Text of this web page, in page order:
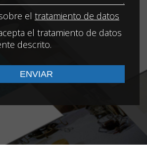
el tratamiento de datos
el tratamiento de datos
descrito.